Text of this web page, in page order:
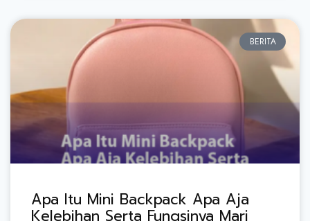
BERITA
Apa Itu Mini Backpack Apa Aja
Kelebihan Serta Fungsinya Mari